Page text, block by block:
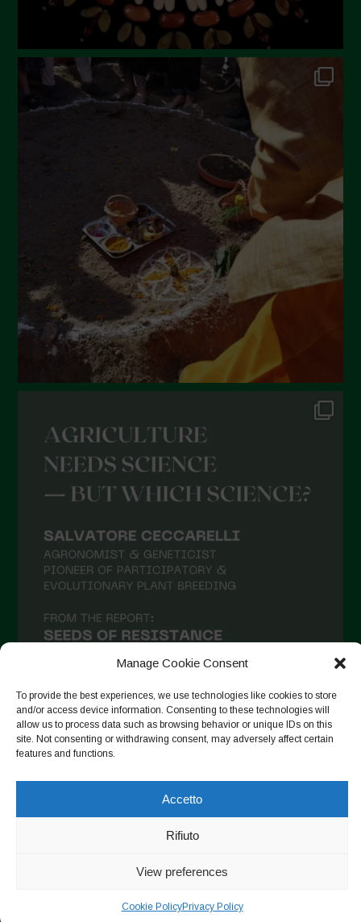
Manage Cookie Consent
To provide the best experiences, we use technologies like cookies to store
and/or access device information. Consenting to these technologies will
allow us to process data such as browsing behavior or unique IDs on this
site. Not consenting or withdrawing consent, may adversely affect certain
features and functions.
Accetto
Rifiuto
View preferences
Cookie PolicyPrivacy Policy
Dicembre 2022
Novembre 2022
Ottobre 2022
Settembre 2022
Aprile 2022
Marzo 2022
Febbraio 2022
Gennaio 2022
Dicembre 2021
Novembre 2021
Settembre 2021
Agosto 2021
Luglio 2021
Aprile 2021
Febbraio 2021
Novembre 2020
Ottobre 2020 Segui su Instagram
Copyright © 2026. All rights reserved.Privacy Policy-